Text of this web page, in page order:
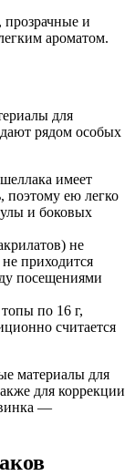
и
ароматом.
для
рядом особых
имеет
поэтому ею легко
и боковых
не
приходится
посещениями
по 16 г,
считается
материалы для
для коррекции
—